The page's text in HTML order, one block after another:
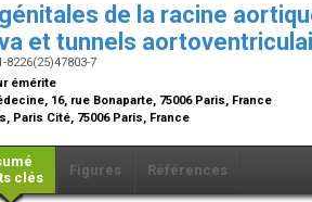
de la racine
et tunnels
8226(25)47803-7
émérite
16, rue Bonaparte, 75006 Paris, France
Paris Cité, 75006 Paris, France
clés
Figures Références